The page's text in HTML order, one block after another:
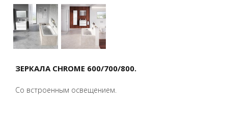
ЗЕРКАЛА CHROME 600/700/800.
Со встроенным освещением.